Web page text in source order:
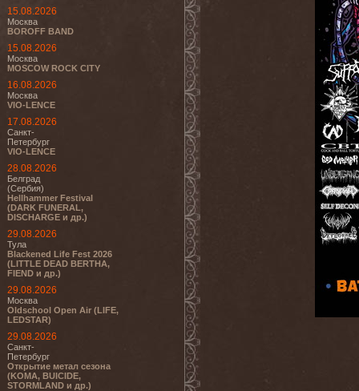
15.08.2026
Москва
BOROFF BAND
15.08.2026
Москва
MOSCOW ROCK CITY
16.08.2026
Москва
VIO-LENCE
17.08.2026
Санкт-
Петербург
VIO-LENCE
28.08.2026
Белград
(Сербия)
Hellhammer Festival
(DARK FUNERAL,
DISCHARGE и др.)
29.08.2026
Тула
Blackened Life Fest 2026
(LITTLE DEAD BERTHA,
FIEND и др.)
29.08.2026
Москва
Oldschool Open Air (LIFE,
LEDSTAR)
29.08.2026
Санкт-
Петербург
Открытие метал сезона
(KOMA, BUICIDE,
STORMLAND и др.)